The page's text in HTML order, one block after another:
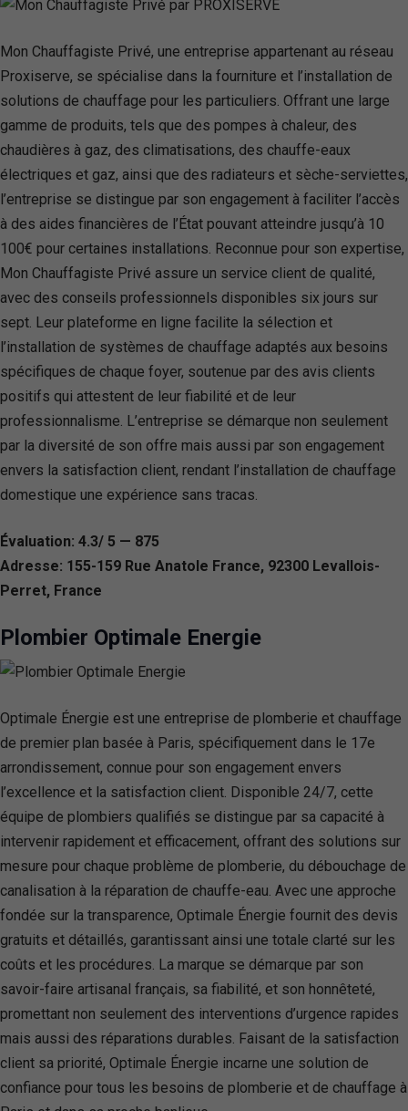
Mon Chauffagiste Privé, une entreprise appartenant au réseau
Proxiserve, se spécialise dans la fourniture et l’installation de
solutions de chauffage pour les particuliers. Offrant une large
gamme de produits, tels que des pompes à chaleur, des
chaudières à gaz, des climatisations, des chauffe-eaux
électriques et gaz, ainsi que des radiateurs et sèche-serviettes,
l’entreprise se distingue par son engagement à faciliter l’accès
à des aides financières de l’État pouvant atteindre jusqu’à 10
100€ pour certaines installations. Reconnue pour son expertise,
Mon Chauffagiste Privé assure un service client de qualité,
avec des conseils professionnels disponibles six jours sur
sept. Leur plateforme en ligne facilite la sélection et
l’installation de systèmes de chauffage adaptés aux besoins
spécifiques de chaque foyer, soutenue par des avis clients
positifs qui attestent de leur fiabilité et de leur
professionnalisme. L’entreprise se démarque non seulement
par la diversité de son offre mais aussi par son engagement
envers la satisfaction client, rendant l’installation de chauffage
domestique une expérience sans tracas.
Évaluation: 4.3/ 5 — 875
Adresse: 155-159 Rue Anatole France, 92300 Levallois-
Perret, France
Plombier Optimale Energie
Optimale Énergie est une entreprise de plomberie et chauffage
de premier plan basée à Paris, spécifiquement dans le 17e
arrondissement, connue pour son engagement envers
l’excellence et la satisfaction client. Disponible 24/7, cette
équipe de plombiers qualifiés se distingue par sa capacité à
intervenir rapidement et efficacement, offrant des solutions sur
mesure pour chaque problème de plomberie, du débouchage de
canalisation à la réparation de chauffe-eau. Avec une approche
fondée sur la transparence, Optimale Énergie fournit des devis
gratuits et détaillés, garantissant ainsi une totale clarté sur les
coûts et les procédures. La marque se démarque par son
savoir-faire artisanal français, sa fiabilité, et son honnêteté,
promettant non seulement des interventions d’urgence rapides
mais aussi des réparations durables. Faisant de la satisfaction
client sa priorité, Optimale Énergie incarne une solution de
confiance pour tous les besoins de plomberie et de chauffage à